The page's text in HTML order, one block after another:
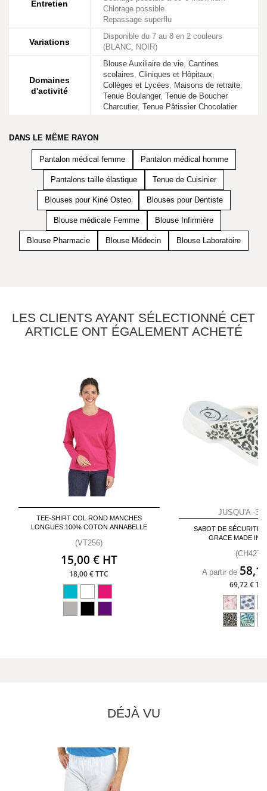
Entretien
Chlorage possible
Repassage superflu
Variations
Disponible du 7 au 8 en 2 couleurs
(BLANC, NOIR)
Domaines
d'activité
Blouse Auxiliaire de vie, Cantines
scolaires, Cliniques et Hôpitaux,
Collèges et Lycées, Maisons de retraite,
Tenue Boulanger, Tenue de Boucher
Charcutier, Tenue Pâtissier Chocolatier
DANS LE MÊME RAYON
Pantalon médical femme Pantalon médical homme
Pantalons taille élastique Tenue de Cuisinier
Blouses pour Kiné Osteo Blouses pour Dentiste
Blouse médicale Femme Blouse Infirmière
Blouse Pharmacie Blouse Médecin Blouse Laboratoire
LES CLIENTS AYANT SÉLECTIONNÉ CET
ARTICLE ONT ÉGALEMENT ACHETÉ
TEE-SHIRT COL ROND MANCHES
LONGUES 100% COTON ANNABELLE
(VT256)
15,00 € HT
18,00 € TTC
JUSQU'A -
SABOT DE SÉCURITÉ
GRACE MADE IN
(CH427)
A partir de
69,72 €
DÉJÀ VU